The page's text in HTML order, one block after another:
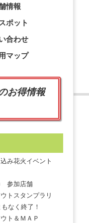
情報
ポット
合わせ
マップ
お得情報
み花火イベント
参加店舗
トスタンプラリ
なく終了！
ト＆ＭＡＰ